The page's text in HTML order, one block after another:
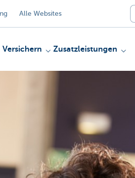
Alle Websites
Versichern Zusatzleistungen